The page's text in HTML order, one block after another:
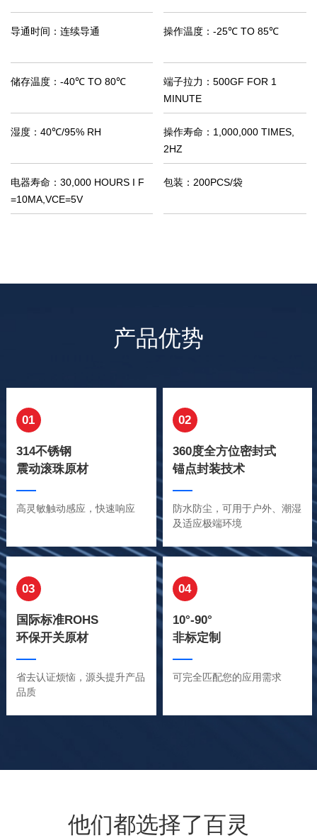
导通时间： 连续导通 操作温度：-25℃ TO 85℃
储存温度： -40℃ TO 80℃ 端子拉力：500GF FOR 1
MINUTE
湿度： 40℃/95% RH 操作寿命： 1,000,000 TIMES,
2HZ
电器寿命： 30,000 HOURS I F
=10MA,VCE=5V
包装： 200PCS/袋
产品优势
01
314不锈钢
震动滚珠原材
高灵敏触动感应，快速响应
02
360度全方位密封式
锚点封装技术
防水防尘，可用于户外、潮湿
及适应极端环境
03
国际标准ROHS
环保开关原材
省去认证烦恼，源头提升产品
品质
04
10°-90°
非标定制
可完全匹配您的应用需求
他们都选择了百灵